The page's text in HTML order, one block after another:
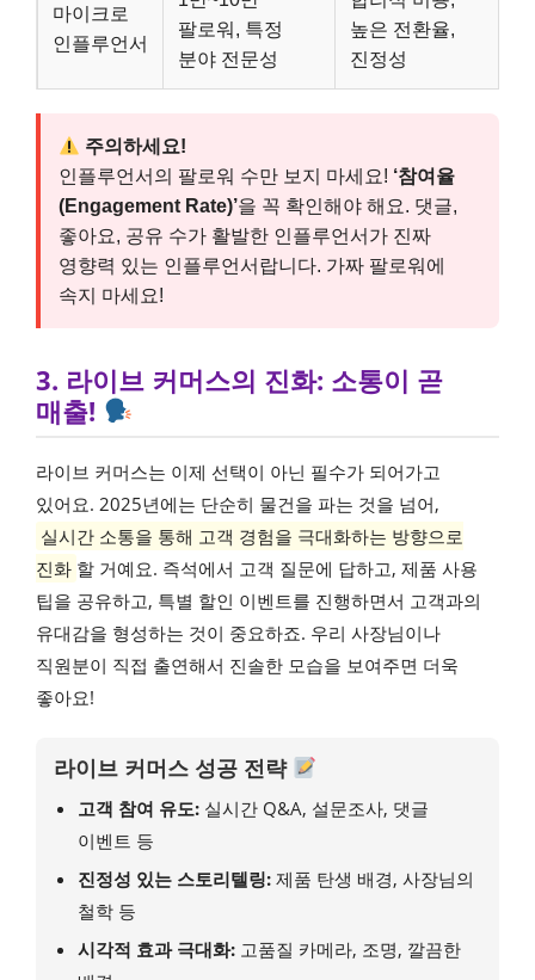
마이크로
인플루언서
팔로워, 특정
분야 전문성
높은 전환율,
진정성
주의하세요!
인플루언서의 팔로워 수만 보지 마세요! ‘참여율
(Engagement Rate)’을 꼭 확인해야 해요. 댓글,
좋아요, 공유 수가 활발한 인플루언서가 진짜
영향력 있는 인플루언서랍니다. 가짜 팔로워에
속지 마세요!
3. 라이브 커머스의 진화: 소통이 곧
매출!
라이브 커머스는 이제 선택이 아닌 필수가 되어가고
있어요. 2025년에는 단순히 물건을 파는 것을 넘어,
실시간 소통을 통해 고객 경험을 극대화하는 방향으로
진화 할 거예요. 즉석에서 고객 질문에 답하고, 제품 사용
팁을 공유하고, 특별 할인 이벤트를 진행하면서 고객과의
유대감을 형성하는 것이 중요하죠. 우리 사장님이나
직원분이 직접 출연해서 진솔한 모습을 보여주면 더욱
좋아요!
라이브 커머스 성공 전략
고객 참여 유도: 실시간 Q&A, 설문조사, 댓글
이벤트 등
진정성 있는 스토리텔링: 제품 탄생 배경, 사장님의
철학 등
시각적 효과 극대화: 고품질 카메라, 조명, 깔끔한